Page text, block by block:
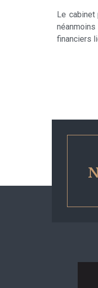
Le
néanmoins
financiers